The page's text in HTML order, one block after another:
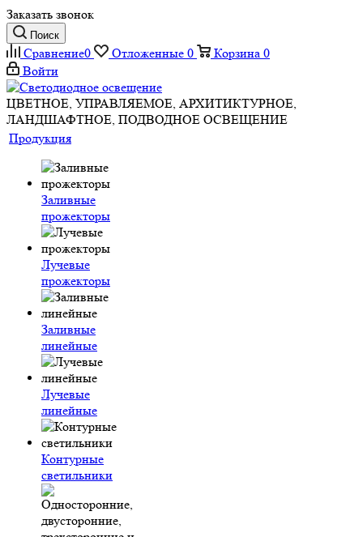
Заказать звонок
Поиск
Сравнение0 Отложенные 0 Корзина 0
Войти
ЦВЕТНОЕ, УПРАВЛЯЕМОЕ, АРХИТИКТУРНОЕ,
ЛАНДШАФТНОЕ, ПОДВОДНОЕ ОСВЕЩЕНИЕ
Продукция
Заливные
прожекторы
Лучевые
прожекторы
Заливные
линейные
Лучевые
линейные
Контурные
светильники